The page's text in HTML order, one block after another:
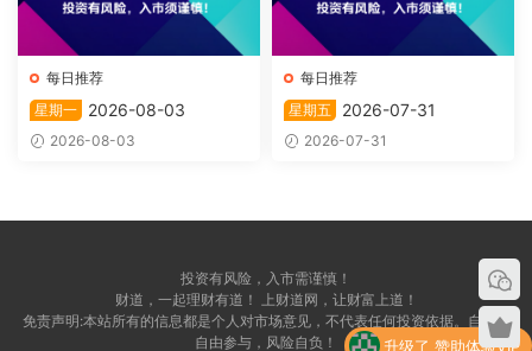
每日推荐
星期一
2026-08-03
2026-08-03
每日推荐
星期五
2026-07-31
2026-07-31
投资有风险，入市需谨慎！
财道，一起理财有道！ 上财道网，让财富上道！
免责声明:本站所有的信息都是个人对市场意见，不代表任何投资依据。自愿，
自由参与，风险自负！
升级了 赞助体验VIP